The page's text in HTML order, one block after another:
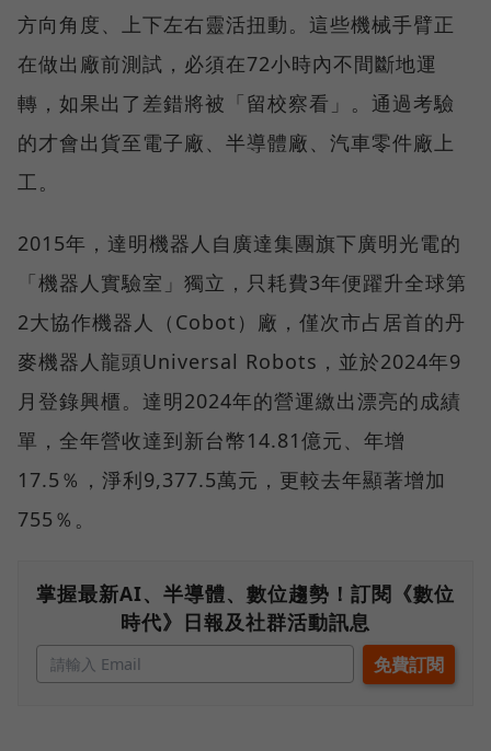
方向角度、上下左右靈活扭動。這些機械手臂正
在做出廠前測試，必須在72小時內不間斷地運
轉，如果出了差錯將被「留校察看」。通過考驗
的才會出貨至電子廠、半導體廠、汽車零件廠上
工。
2015年，達明機器人自廣達集團旗下廣明光電的
「機器人實驗室」獨立，只耗費3年便躍升全球第
2大協作機器人（Cobot）廠，僅次市占居首的丹
麥機器人龍頭Universal Robots，並於2024年9
月登錄興櫃。達明2024年的營運繳出漂亮的成績
單，全年營收達到新台幣14.81億元、年增
17.5％，淨利9,377.5萬元，更較去年顯著增加
755％。
掌握最新AI、半導體、數位趨勢！訂閱《數位
時代》日報及社群活動訊息